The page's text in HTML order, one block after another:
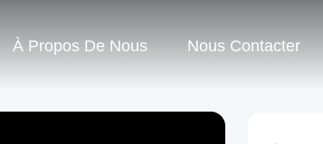
À Propos De Nous Nous Contacter